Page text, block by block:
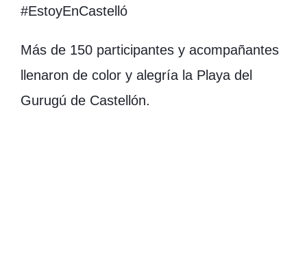
#EstoyEnCastelló
Más de 150 participantes y acompañantes
llenaron de color y alegría la Playa del
Gurugú de Castellón.